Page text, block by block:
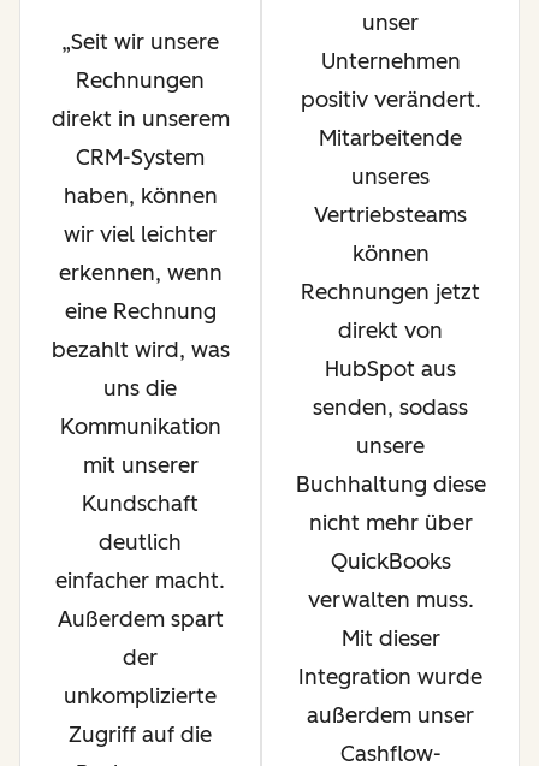
Seit wir unsere
Rechnungen
direkt in unserem
CRM-System
haben, können
wir viel leichter
erkennen, wenn
eine Rechnung
bezahlt wird, was
uns die
Kommunikation
mit unserer
Kundschaft
deutlich
einfacher macht.
Außerdem spart
der
unkomplizierte
Zugriff auf die
unser
Unternehmen
positiv verändert.
Mitarbeitende
unseres
Vertriebsteams
können
Rechnungen jetzt
direkt von
HubSpot aus
senden, sodass
unsere
Buchhaltung diese
nicht mehr über
QuickBooks
verwalten muss.
Mit dieser
Integration wurde
außerdem unser
Cashflow-